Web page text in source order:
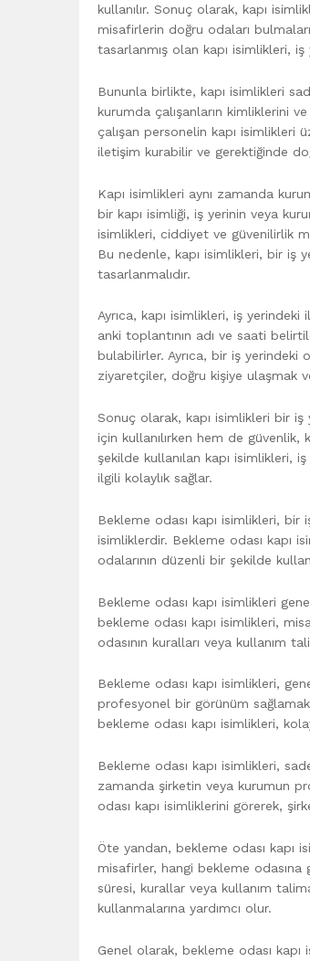
kullanılır. Sonuç olarak, kapı
misafirlerin doğru odaları
tasarlanmış olan kapı isimlikleri,
Bununla birlikte, kapı isimlikleri
kurumda çalışanların kimliklerini
çalışan personelin kapı isimlikleri
iletişim kurabilir ve gerektiğinde
Kapı isimlikleri aynı zamanda
bir kapı isimliği, iş yerinin veya
isimlikleri, ciddiyet ve güvenilirlik
Bu nedenle, kapı isimlikleri, bir iş
tasarlanmalıdır.
Ayrıca, kapı isimlikleri, iş
anki toplantının adı ve saati
bulabilirler. Ayrıca, bir iş yerindeki
ziyaretçiler, doğru kişiye ulaşmak
Sonuç olarak, kapı isimlikleri bir
için kullanılırken hem de güvenlik,
şekilde kullanılan kapı isimlikleri,
ilgili kolaylık sağlar.
Bekleme odası kapı isimlikleri, bir
isimliklerdir. Bekleme odası kapı
odalarının düzenli bir şekilde
Bekleme odası kapı isimlikleri
bekleme odası kapı isimlikleri,
odasının kuralları veya kullanım
Bekleme odası kapı isimlikleri,
profesyonel bir görünüm
bekleme odası kapı isimlikleri,
Bekleme odası kapı isimlikleri,
zamanda şirketin veya kurumun
odası kapı isimliklerini görerek,
Öte yandan, bekleme odası kapı
misafirler, hangi bekleme odasına
süresi, kurallar veya kullanım
kullanmalarına yardımcı olur.
Genel olarak, bekleme odası